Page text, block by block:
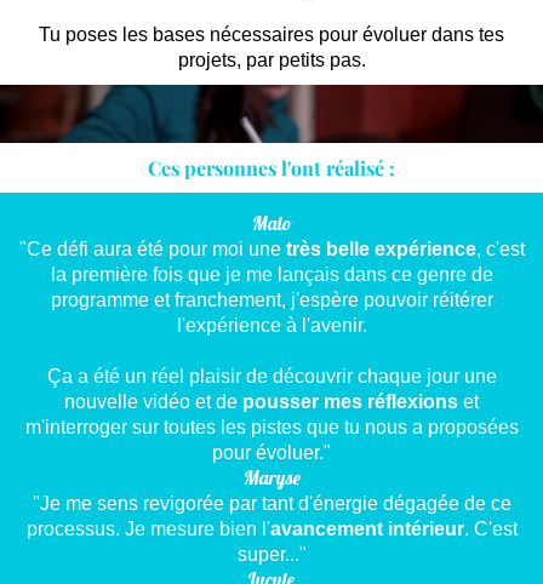
Tu poses les bases nécessaires pour évoluer dans tes
projets, par petits pas.
Ces personnes l'ont réalisé :
Malo
"Ce défi aura été pour moi une très belle expérience, c'est
la première fois que je me lançais dans ce genre de
programme et franchement, j'espère pouvoir réitérer
l'expérience à l'avenir.
Ça a été un réel plaisir de découvrir chaque jour une
nouvelle vidéo et de pousser mes réflexions et
m'interroger sur toutes les pistes que tu nous a proposées
pour évoluer."
Maryse
"Je me sens revigorée par tant d'énergie dégagée de ce
processus. Je mesure bien l'avancement intérieur. C'est
super..."